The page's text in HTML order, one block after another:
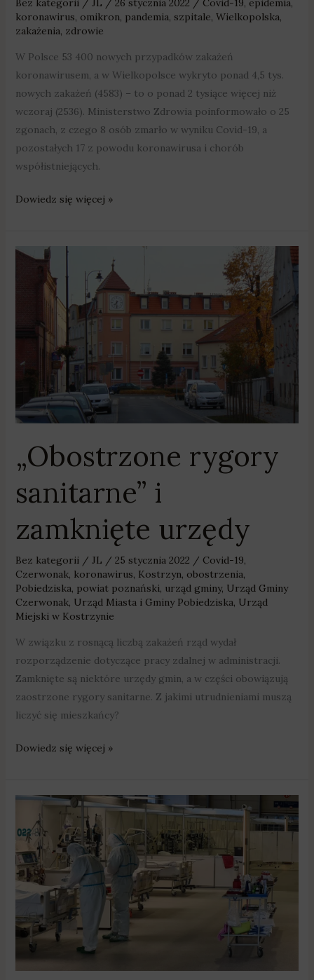
Bez kategorii/ JL / 26 stycznia 2022 / Covid-19, epidemia,
koronawirus, omikron, pandemia, szpitale, Wielkopolska,
zakażenia, zdrowie
W Polsce 53 400 nowych przypadków zakażeń
koronawirusem, a w Wielkopolsce wykryto ponad 4,5 tys.
nowych zakażeń (4583) – to o ponad 2 tysiące więcej niż
wczoraj (2536). Ministerstwo Zdrowia poinformowało o 25
zgonach, z czego 8 osób zmarło w wyniku Covid-19, a
pozostałych 17 z powodu koronawirusa i chorób
współistniejących.
Dowiedz się więcej »
„Obostrzone rygory
sanitarne” i
zamknięte urzędy
Bez kategorii/ JL / 25 stycznia 2022 / Covid-19,
Czerwonak, koronawirus, Kostrzyn, obostrzenia,
Pobiedziska, powiat poznański, urząd gminy, Urząd Gminy
Czerwonak, Urząd Miasta i Gminy Pobiedziska, Urząd
Miejski w Kostrzynie
W związku z rosnącą liczbą zakażeń rząd wydał
rozporządzenie dotyczące pracy zdalnej w administracji.
Zamknięte są niektóre urzędy gmin, a w części obowiązują
zaostrzone rygory sanitarne. Z jakimi utrudnieniami muszą
liczyć się mieszkańcy?
„Obostrzone
sanitarne”
zamknięte
Dowiedz się więcej »
Kolejnych
2587
nowych
zakażeń
koronawirusem.
Zmarły
osoby